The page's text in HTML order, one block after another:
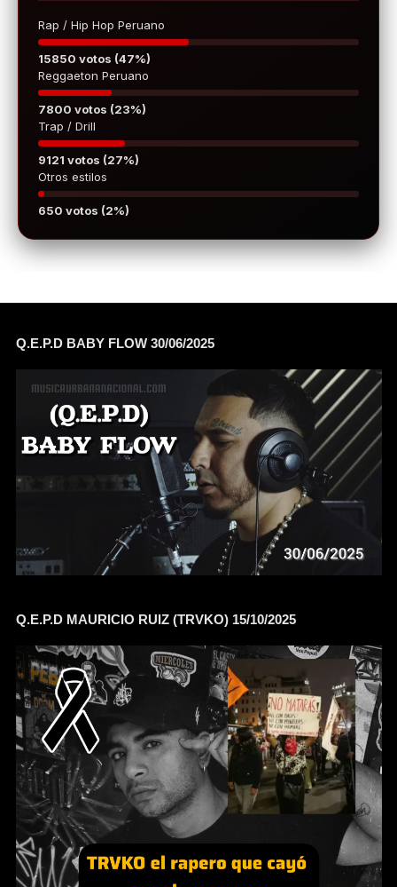
Rap / Hip Hop Peruano
15850 votos (47%)
Reggaeton Peruano
7800 votos (23%)
Trap / Drill
9121 votos (27%)
Otros estilos
650 votos (2%)
Q.E.P.D BABY FLOW 30/06/2025
Q.E.P.D MAURICIO RUIZ (TRVKO) 15/10/2025